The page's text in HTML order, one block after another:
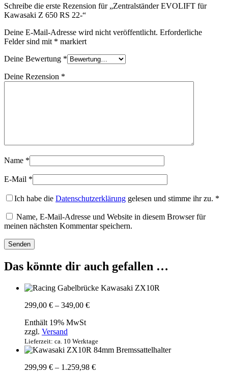
Schreibe die erste Rezension für „Zentralständer EVOLIFT für
Kawasaki Z 650 RS 22-“
Deine E-Mail-Adresse wird nicht veröffentlicht. Erforderliche
Felder sind mit * markiert
Deine Bewertung *
Deine Rezension *
Name *
E-Mail *
Ich habe die Datenschutzerklärung gelesen und stimme ihr zu. *
Name, E-Mail-Adresse und Website in diesem Browser für
meinen nächsten Kommentar speichern.
Das könnte dir auch gefallen …
299,00 € – 349,00 €Preisspanne:
Enthält 19% MwSt
zzgl. Versand
Lieferzeit: ca. 10 Werktage
299,99 € – 1.259,98 €Preisspanne: